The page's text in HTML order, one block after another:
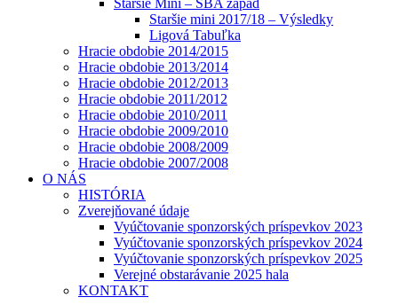
Staršie mini 2017/18 – Výsledky
Ligová Tabuľka
Hracie obdobie 2014/2015
Hracie obdobie 2013/2014
Hracie obdobie 2012/2013
Hracie obdobie 2011/2012
Hracie obdobie 2010/2011
Hracie obdobie 2009/2010
Hracie obdobie 2008/2009
Hracie obdobie 2007/2008
O NÁS
HISTÓRIA
Zverejňované údaje
Vyúčtovanie sponzorských príspevkov 2023
Vyúčtovanie sponzorských príspevkov 2024
Vyúčtovanie sponzorských príspevkov 2025
Verejné obstarávanie 2025 hala
KONTAKT